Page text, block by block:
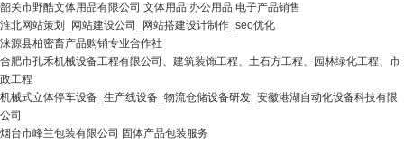
韶关市野酷文体用品有限公司 文体用品 办公用品 电子产品销售
淮北网站策划_网站建设公司_网站搭建设计制作_seo优化
涞源县柏密畜产品购销专业合作社
合肥市孔禾机械设备工程有限公司、建筑装饰工程、土石方工程、园林绿化工程、市
政工程
机械式立体停车设备_生产线设备_物流仓储设备研发_安徽港湖自动化设备科技有限
公司
烟台市峰兰包装有限公司 固体产品包装服务